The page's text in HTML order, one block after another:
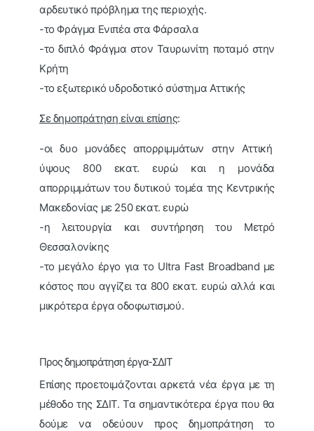
αρδευτικό πρόβλημα της περιοχής.
-το Φράγμα Ενιπέα στα Φάρσαλα
-το διπλό Φράγμα στον Ταυρωνίτη ποταμό στην
Κρήτη
-το εξωτερικό υδροδοτικό σύστημα Αττικής
Σε δημοπράτηση είναι επίσης:
-οι δυο μονάδες απορριμμάτων στην Αττική
ύψους 800 εκατ. ευρώ και η μονάδα
απορριμμάτων του δυτικού τομέα της Κεντρικής
Μακεδονίας με 250 εκατ. ευρώ
-η λειτουργία και συντήρηση του Μετρό
Θεσσαλονίκης
-το μεγάλο έργο για το Ultra Fast Broadband με
κόστος που αγγίζει τα 800 εκατ. ευρώ αλλά και
μικρότερα έργα οδοφωτισμού.
Προς δημοπράτηση έργα-ΣΔΙΤ
Επίσης προετοιμάζονται αρκετά νέα έργα με τη
μέθοδο της ΣΔΙΤ. Τα σημαντικότερα έργα που θα
δούμε να οδεύουν προς δημοπράτηση το